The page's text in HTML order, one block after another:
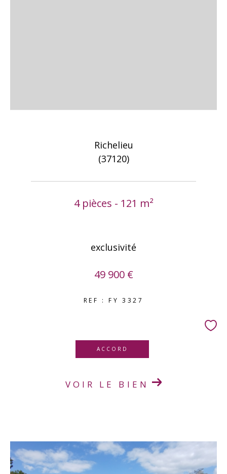
Richelieu
(37120)
4 pièces - 121 m²
exclusivité
49 900 €
REF : FY 3327
ACCORD
VOIR LE BIEN